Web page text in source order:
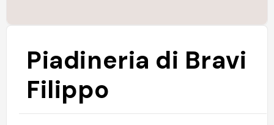
Piadineria di Bravi
Filippo